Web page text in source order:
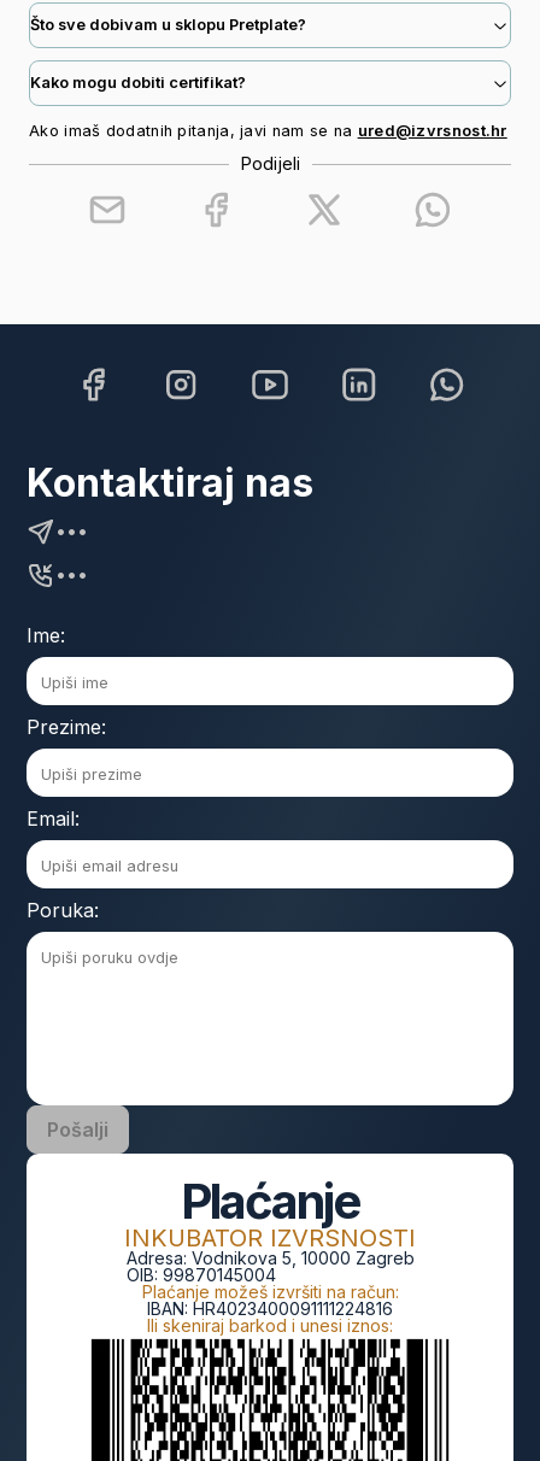
Što sve dobivam u sklopu Pretplate?
Kako mogu dobiti certifikat?
Ako imaš dodatnih pitanja, javi nam se na ured@izvrsnost.hr
Podijeli
Kontaktiraj nas
•••
•••
Ime:
Prezime:
Email:
Poruka:
Pošalji
Plaćanje
INKUBATOR IZVRSNOSTI
Adresa: Vodnikova 5, 10000 Zagreb
OIB: 99870145004
Plaćanje možeš izvršiti na račun:
IBAN: HR4023400091111224816
Ili skeniraj barkod i unesi iznos: